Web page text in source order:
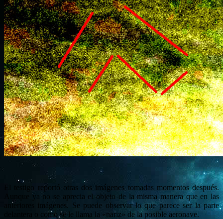
El testigo reportó otras dos imágenes tomadas momentos después.
Aunque ya no se aprecia el objeto de la misma manera que en las
anteriores imágenes. Se puede observar lo que parece ser la parte
delantera o como se le llama la «nariz» de la posible aeronave.